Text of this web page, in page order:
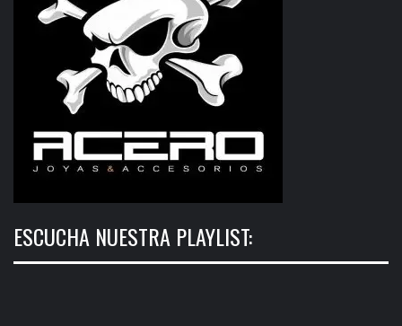
ESCUCHA NUESTRA PLAYLIST: